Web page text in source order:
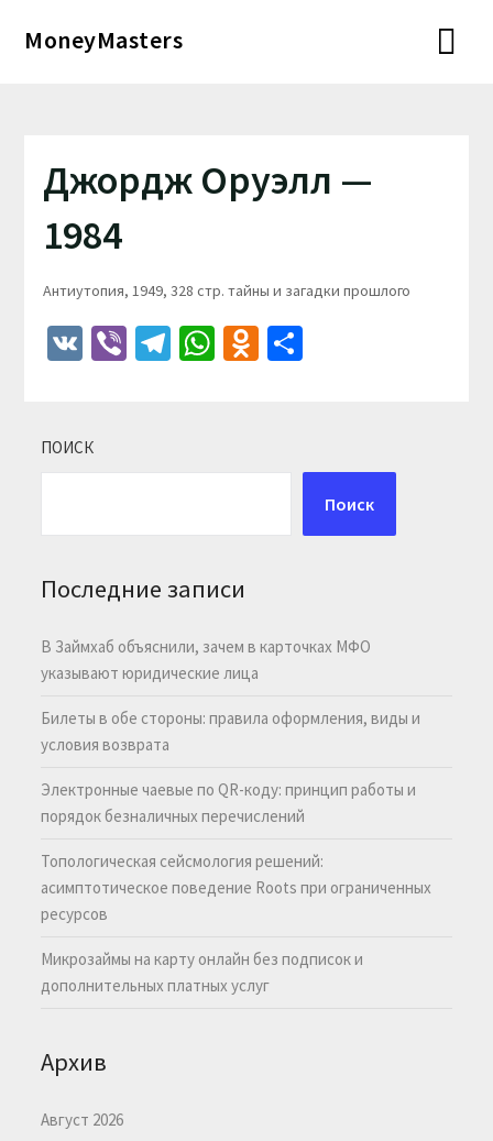
MoneyMasters
Джордж Оруэлл —
1984
Антиутопия, 1949, 328 стр. тайны и загадки прошлого
VKViberTelegram
WhatsApp
Odnoklassniki
Отправить
ПОИСК
Поиск
Последние записи
В Займхаб объяснили, зачем в карточках МФО
указывают юридические лица
Билеты в обе стороны: правила оформления, виды и
условия возврата
Электронные чаевые по QR-коду: принцип работы и
порядок безналичных перечислений
Топологическая сейсмология решений:
асимптотическое поведение Roots при ограниченных
ресурсов
Микрозаймы на карту онлайн без подписок и
дополнительных платных услуг
Архив
Август 2026